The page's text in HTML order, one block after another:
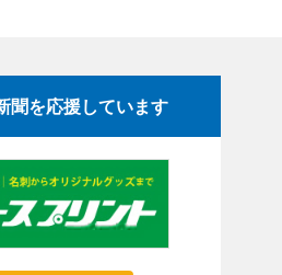
聞を応援しています